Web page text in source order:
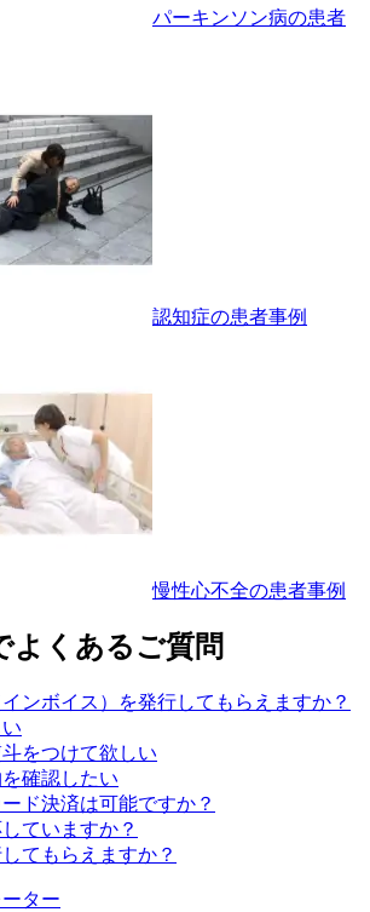
パーキンソン病の患者
認知症の患者事例
慢性心不全の患者事例
よくあるご質問
ンボイス）を発行してもらえますか？
をつけて欲しい
確認したい
ド決済は可能ですか？
ていますか？
てもらえますか？
ター